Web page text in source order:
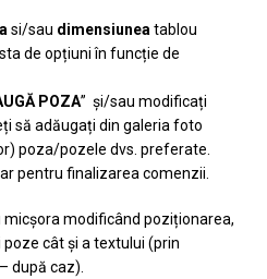
si/sau dimensiuneatablou
de opțiuni în funcție de
POZA” și/sau modificați
să adăugați din galeria foto
poza/pozele dvs. preferate.
pentru finalizarea comenzii.
modificând poziționarea,
cât și a textului (prin
după caz).